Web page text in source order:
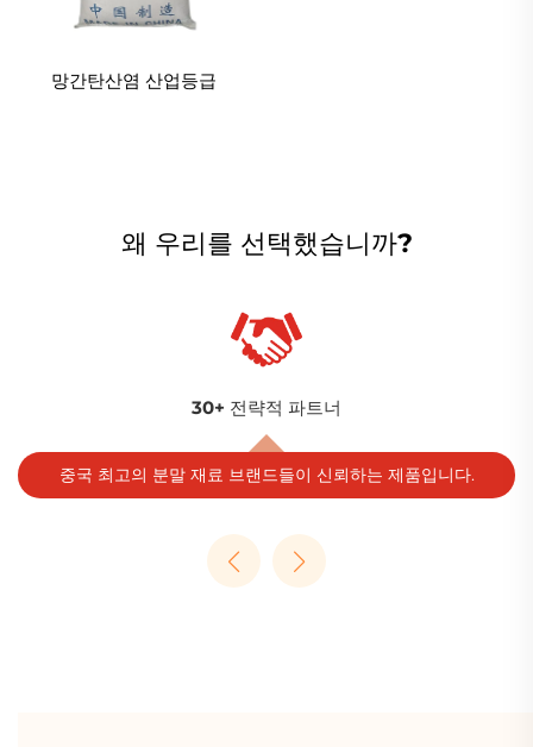
망간탄산염 산업등급
왜 우리를 선택했습니까?
30+ 전략적 파트너
중국 최고의 분말 재료 브랜드들이 신뢰하는 제품입니다.